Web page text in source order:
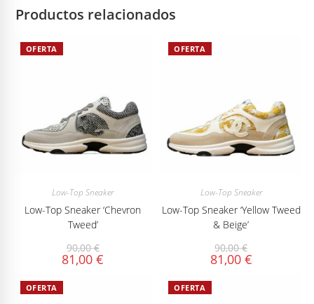
Productos relacionados
OFERTA
Low-Top Sneaker
Low-Top Sneaker ‘Chevron
Tweed’
90,00€
81,00€
OFERTA
Low-Top Sneaker
Low-Top Sneaker ‘Yellow Tweed
& Beige’
90,00€
81,00 €
OFERTA OFERTA